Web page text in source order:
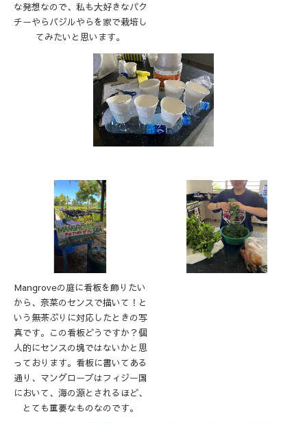
な発想なので、私も大好きなパク
チーやらバジルやらを家で栽培し
てみたいと思います。
Mangroveの庭に看板を飾りたい
から、奈菜のセンスで描いて！と
いう無茶ぶりに対応したときの写
真です。この看板どうですか？個
人的にセンスの塊ではないかと思
っております。看板に書いてある
通り、マングローブはフィジー国
において、海の源とされるほど、
とても重要なものなのです。